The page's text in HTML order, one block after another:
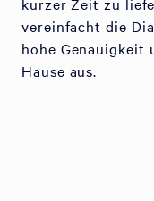
vereinfacht die
hohe Genauigkeit
Hause aus.